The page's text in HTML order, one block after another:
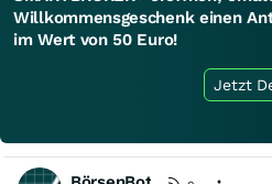
Willkommensgeschenk einen
im Wert von 50 Euro!
Jetzt